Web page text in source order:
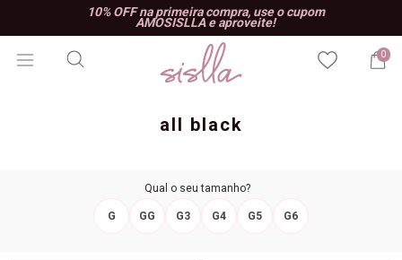
10% OFF na primeira compra, use o cupom
AMOSISLLA e aproveite!
0
all black
Qual o seu tamanho?
G GG G3 G4 G5 G6